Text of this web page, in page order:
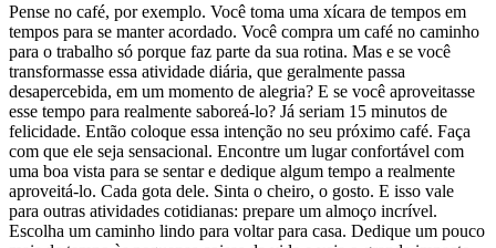
Pense no café, por exemplo. Você toma uma xícara de tempos em
tempos para se manter acordado. Você compra um café no caminho
para o trabalho só porque faz parte da sua rotina. Mas e se você
transformasse essa atividade diária, que geralmente passa
desapercebida, em um momento de alegria? E se você aproveitasse
esse tempo para realmente saboreá-lo? Já seriam 15 minutos de
felicidade. Então coloque essa intenção no seu próximo café. Faça
com que ele seja sensacional. Encontre um lugar confortável com
uma boa vista para se sentar e dedique algum tempo a realmente
aproveitá-lo. Cada gota dele. Sinta o cheiro, o gosto. E isso vale
para outras atividades cotidianas: prepare um almoço incrível.
Escolha um caminho lindo para voltar para casa. Dedique um pouco